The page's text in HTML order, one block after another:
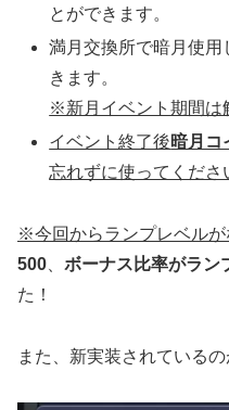
とができます。
満月交換所で暗月使
きます。
※新月イベント期間は
イベント終了後暗月コ
忘れずに使ってくださ
※今回からランプレベルが
500
ボーナス比率がラン
た！
また、新実装されている